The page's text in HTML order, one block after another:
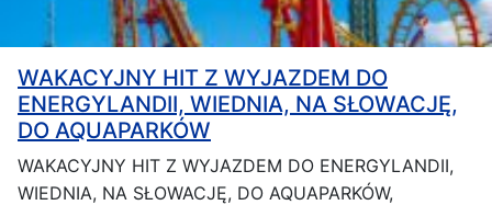
WAKACYJNY HIT Z WYJAZDEM DO
ENERGYLANDII, WIEDNIA, NA SŁOWACJĘ,
DO AQUAPARKÓW
WAKACYJNY HIT Z WYJAZDEM DO ENERGYLANDII,
WIEDNIA, NA SŁOWACJĘ, DO AQUAPARKÓW,